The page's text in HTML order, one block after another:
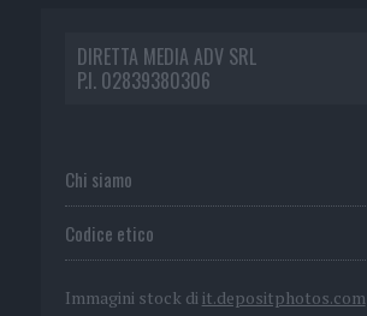
DIRETTA MEDIA ADV SRL
P.I. 02839380306
Chi siamo
Codice etico
Immagini stock di it.depositphotos.com